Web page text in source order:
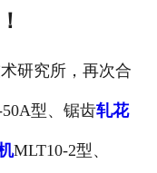
资质荣誉
发货现场
研究所，再次合
型、锯齿轧花
MLT10-2型、